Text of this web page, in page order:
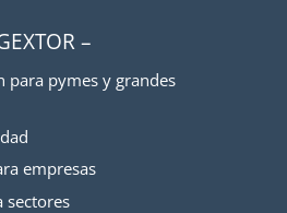
–
para pymes y grandes
empresas
sectores